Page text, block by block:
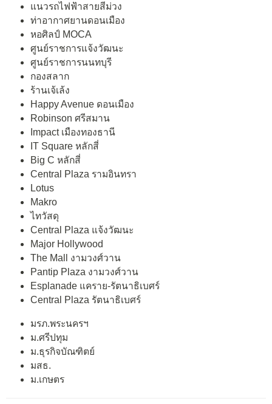
แนวรถไฟฟ้าสายสีม่วง
ท่าอากาศยานดอนเมือง
หอศิลป์ MOCA
ศูนย์ราชการแจ้งวัฒนะ
ศูนย์ราชการนนทบุรี
กองสลาก
ร้านเจ้เล้ง
Happy Avenue ดอนเมือง
Robinson ศรีสมาน
Impact เมืองทองธานี
IT Square หลักสี่
Big C หลักสี่
Central Plaza รามอินทรา
Lotus
Makro
ไทวัสดุ
Central Plaza แจ้งวัฒนะ
Major Hollywood
The Mall งามวงศ์วาน
Pantip Plaza งามวงศ์วาน
Esplanade แคราย-รัตนาธิเบศร์
Central Plaza รัตนาธิเบศร์
มรภ.พระนครฯ
ม.ศรีปทุม
ม.ธุรกิจบัณฑิตย์
มสธ.
ม.เกษตร